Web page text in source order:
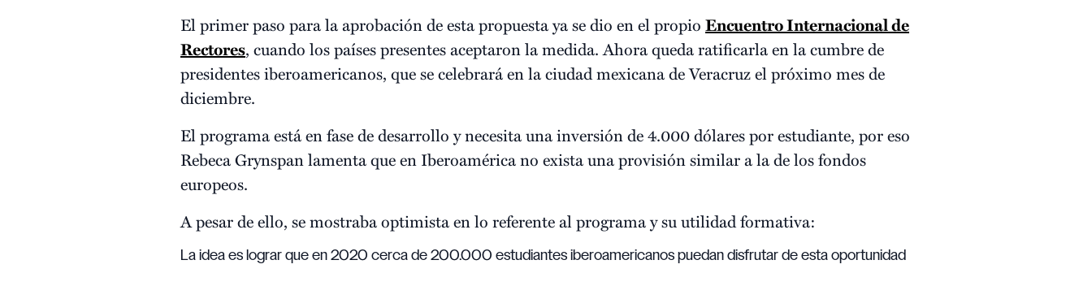
El primer paso para la aprobación de esta propuesta ya se dio en el propio Encuentro Internacional de
Rectores, cuando los países presentes aceptaron la medida. Ahora queda ratificarla en la cumbre de
presidentes iberoamericanos, que se celebrará en la ciudad mexicana de Veracruz el próximo mes de
diciembre.
El programa está en fase de desarrollo y necesita una inversión de 4.000 dólares por estudiante, por eso
Rebeca Grynspan lamenta que en Iberoamérica no exista una provisión similar a la de los fondos
europeos.
A pesar de ello, se mostraba optimista en lo referente al programa y su utilidad formativa:
La idea es lograr que en 2020 cerca de 200.000 estudiantes iberoamericanos puedan disfrutar de esta oportunidad